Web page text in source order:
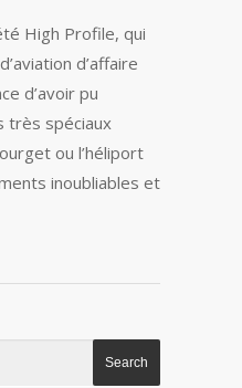
High Profile, qui
d’affaire
d’avoir pu
très spéciaux
ou l’héliport
inoubliables et